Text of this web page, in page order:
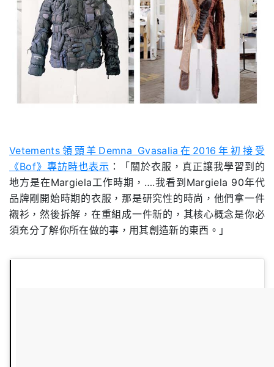
Vetements領頭羊Demna Gvasalia在2016年初接受
《Bof》專訪時也表示 ：「關於衣服，真正讓我學習到的
地方是在Margiela工作時期，….我看到Margiela 90年代
品牌剛開始時期的衣服，那是研究性的時尚，他們拿一件
襯衫，然後拆解，在重組成一件新的，其核心概念是你必
須充分了解你所在做的事，用其創造新的東西。」